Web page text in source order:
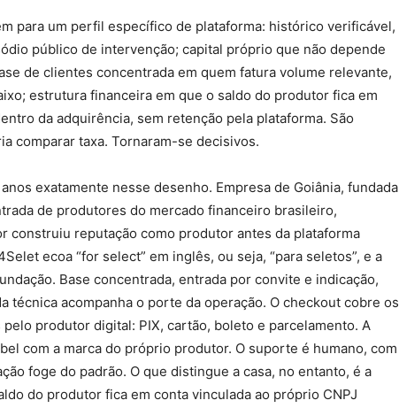
para um perfil específico de plataforma: histórico verificável,
público de intervenção; capital próprio que não depende
de clientes concentrada em quem fatura volume relevante,
estrutura financeira em que o saldo do produtor fica em
da adquirência, sem retenção pela plataforma. São
comparar taxa. Tornaram-se decisivos.
exatamente nesse desenho. Empresa de Goiânia, fundada
de produtores do mercado financeiro brasileiro,
construiu reputação como produtor antes da plataforma
ecoa “for select” em inglês, ou seja, “para seletos”, e a
Base concentrada, entrada por convite e indicação,
técnica acompanha o porte da operação. O checkout cobre os
produtor digital: PIX, cartão, boleto e parcelamento. A
com a marca do próprio produtor. O suporte é humano, com
foge do padrão. O que distingue a casa, no entanto, é a
do produtor fica em conta vinculada ao próprio CNPJ